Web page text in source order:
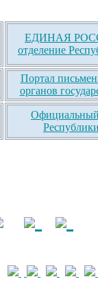
ЕДИНАЯ
отделение
Портал
органов
Официальный